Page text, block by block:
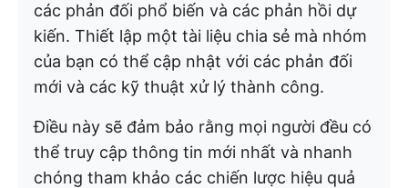
các phản đối phổ biến và các phản hồi dự
kiến. Thiết lập một tài liệu chia sẻ mà nhóm
của bạn có thể cập nhật với các phản đối
mới và các kỹ thuật xử lý thành công.
Điều này sẽ đảm bảo rằng mọi người đều có
thể truy cập thông tin mới nhất và nhanh
chóng tham khảo các chiến lược hiệu quả